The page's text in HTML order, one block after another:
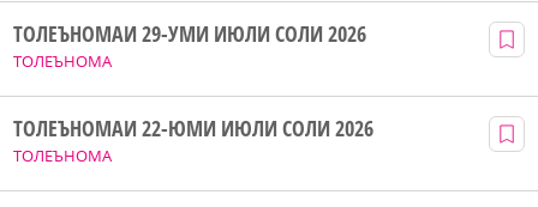
ТОЛЕЪНОМА
ТОЛЕЪНОМАИ 29-УМИ ИЮЛИ СОЛИ 2026
ТОЛЕЪНОМА
ТОЛЕЪНОМАИ 22-ЮМИ ИЮЛИ СОЛИ 2026